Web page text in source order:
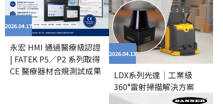
2026.04 17
永宏 HMI 通過醫療級認證
| FATEK P5／P2 系列取得
CE 醫療器材合規測試成果
2026.04 13
LDX系列光達｜工業級
360°雷射掃描解決方案